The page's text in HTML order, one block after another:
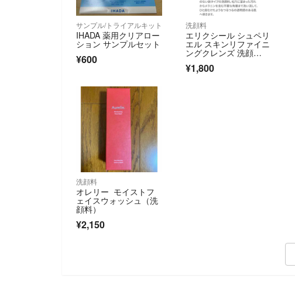
サンプル/トライアルキット
IHADA 薬用クリアロー
ション サンプルセット
¥600
洗顔料
エリクシール シュペリ
エル スキンリファイニ
ングクレンズ 洗顔
き 黒ずみ 透明感 クレ
¥1,800
洗顔料
オレリー モイストフ
ェイスウォッシュ（洗
顔料）
¥2,150